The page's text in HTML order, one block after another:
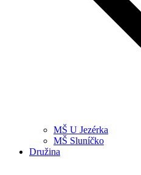
MŠ U Jezérka
MŠ Sluníčko
Družina